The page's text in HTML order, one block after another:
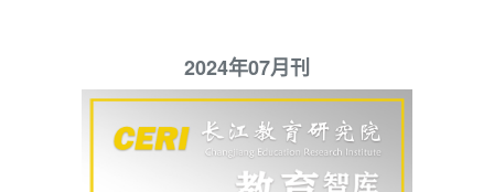
2024年07月刊